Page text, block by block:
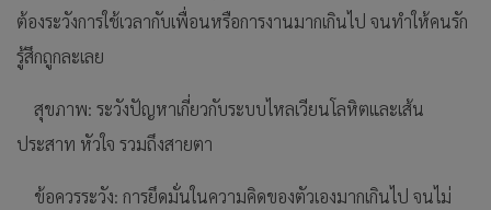
ต้องระวังการใช้เวลากับเพื่อนหรือการงานมากเกินไป จนทำให้คนรัก
รู้สึกถูกละเลย
สุขภาพ: ระวังปัญหาเกี่ยวกับระบบไหลเวียนโลหิตและเส้น
ประสาท หัวใจ รวมถึงสายตา
ข้อควรระวัง: การยึดมั่นในความคิดของตัวเองมากเกินไป จนไม่